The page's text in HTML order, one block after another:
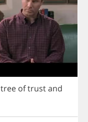
tree oftrustand